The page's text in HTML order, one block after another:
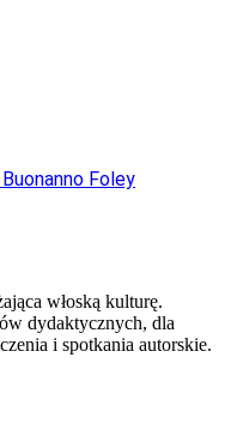
Foley
włoską kulturę.
dydaktycznych, dla
i spotkania autorskie.